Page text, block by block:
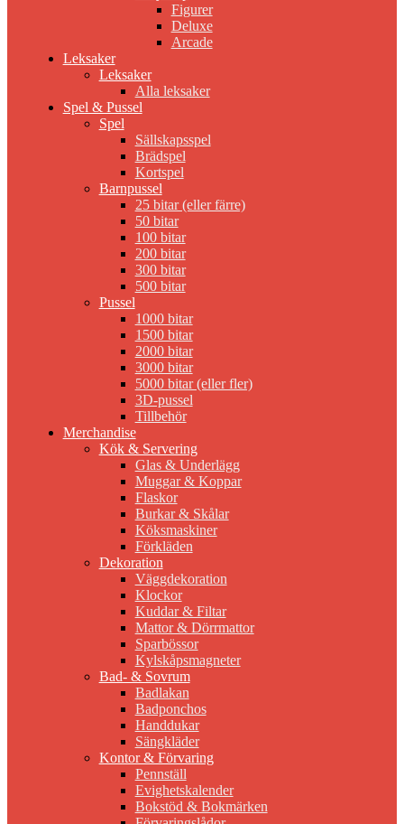
Figurer
Deluxe
Arcade
Leksaker
Leksaker
Alla leksaker
Spel & Pussel
Spel
Sällskapsspel
Brädspel
Kortspel
Barnpussel
25 bitar (eller färre)
50 bitar
100 bitar
200 bitar
300 bitar
500 bitar
Pussel
1000 bitar
1500 bitar
2000 bitar
3000 bitar
5000 bitar (eller fler)
3D-pussel
Tillbehör
Merchandise
Kök & Servering
Glas & Underlägg
Muggar & Koppar
Flaskor
Burkar & Skålar
Köksmaskiner
Förkläden
Dekoration
Väggdekoration
Klockor
Kuddar & Filtar
Mattor & Dörrmattor
Sparbössor
Kylskåpsmagneter
Bad- & Sovrum
Badlakan
Badponchos
Handdukar
Sängkläder
Kontor & Förvaring
Pennställ
Evighetskalender
Bokstöd & Bokmärken